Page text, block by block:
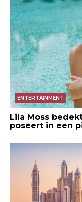
ENTERTAINMENT
Lila Moss
poseert in een